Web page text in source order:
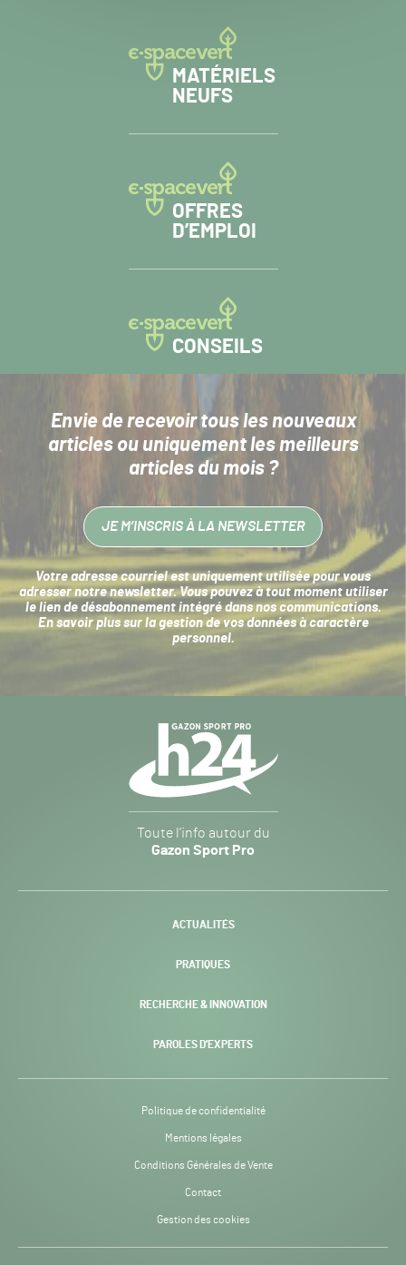
MATÉRIELS
NEUFS
OFFRES
D’EMPLOI
CONSEILS
Envie de recevoir tous les nouveaux
articlesou uniquement les meilleurs
articles du mois ?
JE M’INSCRIS À LA NEWSLETTER
Votre adresse courriel est uniquement utilisée pour vous
adresser notre newsletter. Vous pouvez à tout moment utiliser
le lien de désabonnement intégré dans nos communications.
En savoir plus sur la gestion de vos données à caractère
personnel.
Sport
Pro
-
Toute l’info autour du
Gazon Sport Pro
ACTUALITÉS
PRATIQUES
RECHERCHE & INNOVATION
PAROLES D’EXPERTS
Politique de confidentialité
Mentions légales
Conditions Générales de Vente
Contact
Gestion des cookies